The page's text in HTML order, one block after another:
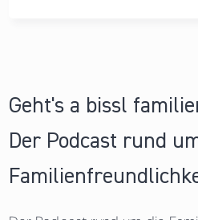
Geht's a bissl
Der Podcast rund